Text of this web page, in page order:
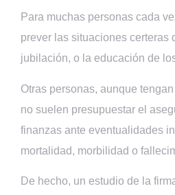
Para muchas personas cada
prever las situaciones certeras
jubilación, o la educación de
Otras personas, aunque
no suelen presupuestar el
finanzas ante eventualidades
mortalidad, morbilidad o
De hecho, un estudio de la